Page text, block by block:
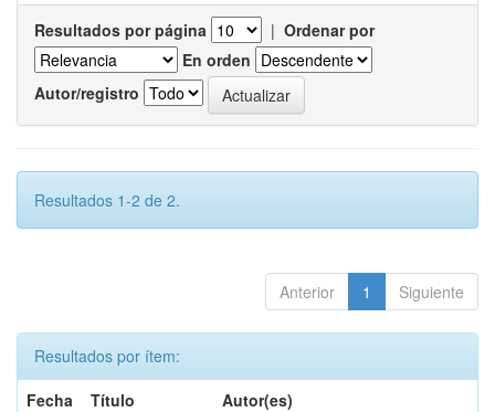
Resultados por página | Ordenar por
En orden
Autor/registro
Resultados 1-2 de 2.
Anterior 1 Siguiente
Resultados por ítem:
Fecha
Título
Autor(es)